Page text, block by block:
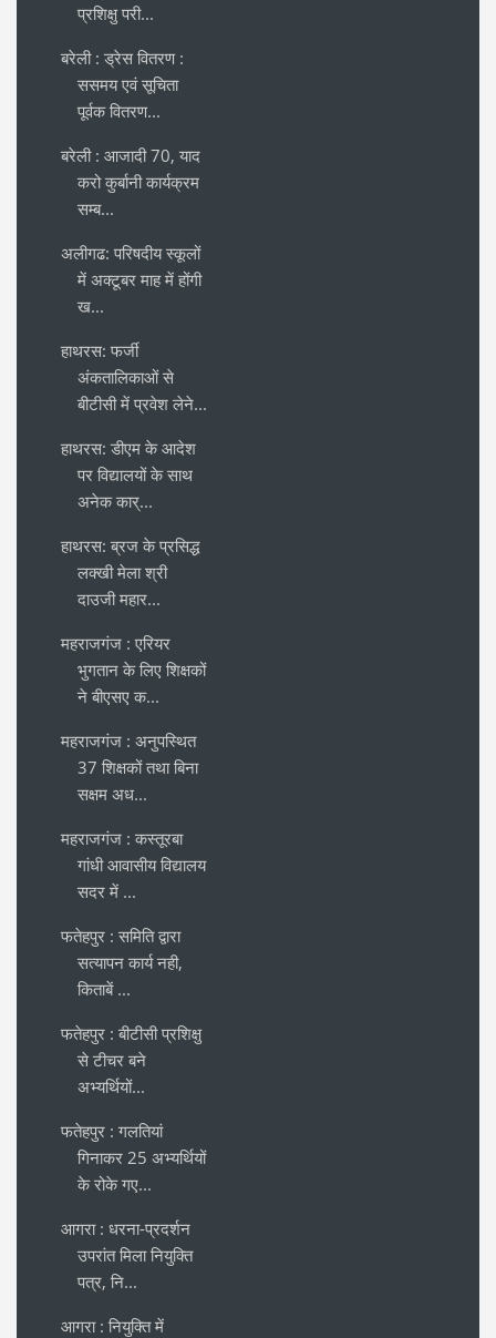
प्रशिक्षु परी...
बरेली : ड्रेस वितरण :
ससमय एवं सूचिता
पूर्वक वितरण...
बरेली : आजादी 70, याद
करो कुर्बानी कार्यक्रम
सम्ब...
अलीगढ: परिषदीय स्कूलों
में अक्टूबर माह में होंगी
ख...
हाथरस: फर्जी
अंकतालिकाओं से
बीटीसी में प्रवेश लेने...
हाथरस: डीएम के आदेश
पर विद्यालयों के साथ
अनेक कार्...
हाथरस: ब्रज के प्रसिद्ध
लक्खी मेला श्री
दाउजी महार...
महराजगंज : एरियर
भुगतान के लिए शिक्षकों
ने बीएसए क...
महराजगंज : अनुपस्थित
37 शिक्षकों तथा बिना
सक्षम अध...
महराजगंज : कस्तूरबा
गांधी आवासीय विद्यालय
सदर में ...
फतेहपुर : समिति द्वारा
सत्यापन कार्य नही,
किताबें ...
फतेहपुर : बीटीसी प्रशिक्षु
से टीचर बने
अभ्यर्थियों...
फतेहपुर : गलतियां
गिनाकर 25 अभ्यर्थियों
के रोके गए...
आगरा : धरना-प्रदर्शन
उपरांत मिला नियुक्ति
पत्र, नि...
आगरा : नियुक्ति में